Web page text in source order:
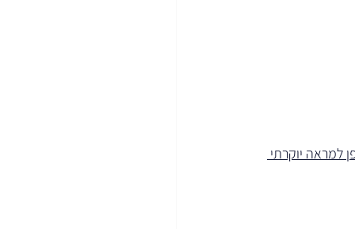
למראה יוקרתי